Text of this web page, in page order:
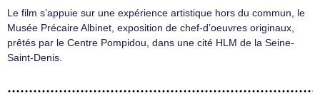
Le film s’appuie sur une expérience artistique hors du commun, le
Musée Précaire Albinet, exposition de chef-d’oeuvres originaux,
prêtés par le Centre Pompidou, dans une cité HLM de la Seine-
Saint-Denis.